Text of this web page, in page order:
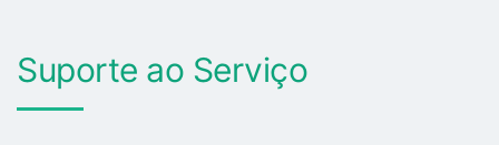
Suporte ao Serviço